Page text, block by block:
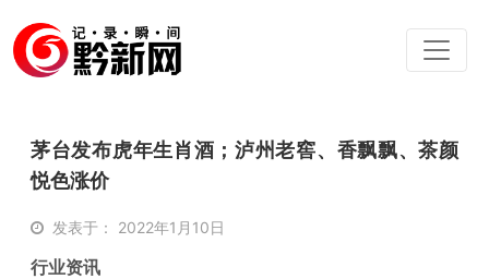
茅台发布虎年生肖酒；泸州老窖、香飘飘、茶颜
悦色涨价
发表于： 2022年1月10日
行业资讯